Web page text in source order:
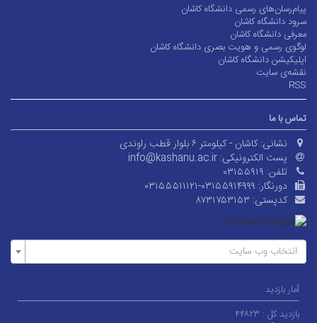
پیام‌رسان‌های رسمی دانشگاه کاشان
سرود دانشگاه کاشان
معرفی دانشگاه کاشان
لوگوی رسمی و هویت بصری دانشگاه کاشان
اپلیکیشن دانشگاه کاشان
نقشه‌ی سایت
RSS
تماس با ما
نشانی: کاشان - کیلومتر ۶ بلوار قطب راوندی
پست الکترونیکی: info@kashanu.ac.ir
تلفن: ۰۳۱۵۵۹۱۹
دورنگار: ۰۳۱۵۵۵۱۱۱۲۱-۰۳۱۵۵۹۱۴۹۹۹
کدپستی: ۸۷۳۱۷۵۳۱۵۳
انتخاب وب سایت
آمار بازدید
بازدید کل : ۴۴۸۲۳